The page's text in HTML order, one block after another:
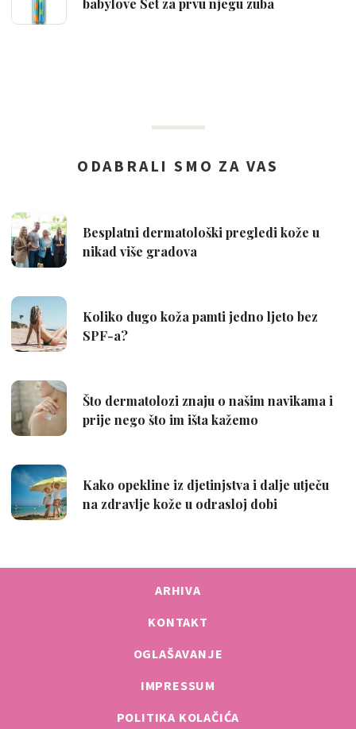
babylove Set za prvu njegu zuba
ARHIVA
KONTAKT
OGLAŠAVANJE
IMPRESSUM
POLITIKA KOLAČIĆA